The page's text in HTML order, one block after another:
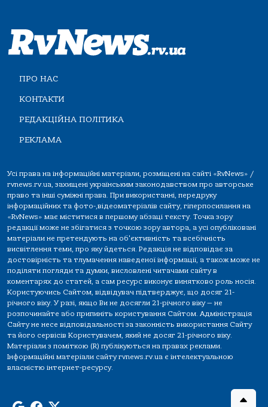
ПРО НАС
КОНТАКТИ
РЕДАКЦІЙНА ПОЛІТИКА
РЕКЛАМА
Усі права на інформаційні матеріали, розміщені на сайті «RvNews» /
rvnews.rv.ua, захищені українським законодавством про авторське
право та інші суміжні права. При використанні, передруку
інформаційних та фото-,відеоматеріалів сайту, гіперпосилання на
«RvNews» має міститися в першому абзаці тексту. Точка зору
редакції може не збігатися з точкою зору автора, а усі опубліковані
матеріали не претендують на об'єктивність та всебічність
висвітлення теми, про яку йдеться. Редакція не відповідає за
достовірність та тлумачення наведеної інформації, а також може не
поділяти погляди та думки, висловлені читачами сайту в
коментарях до статей, а сам ресурс виконує винятково роль носія.
Користуючись Сайтом, відвідувач підтверджує, що досяг 21-
річного віку. У разі, якщо Ви не досягли 21-річного віку — не
розпочинайте або припиніть користування Сайтом. Адміністрація
Сайту не несе відповідальності за законність використання Сайту
та його сервісів Користувачем, який не досяг 21-річного віку.
Матеріали з поміткою (R) публікуються на правах реклами.
Інформаційні матеріали сайту rvnews.rv.ua є інтелектуальною
власністю інтернет-ресурсу.